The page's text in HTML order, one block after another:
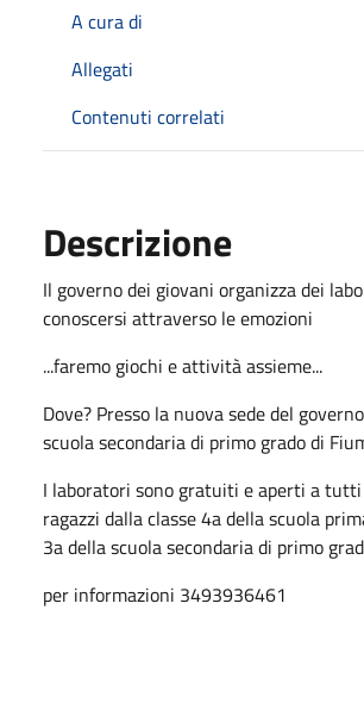
A cura di
Allegati
Contenuti correlati
Descrizione
Il governo dei giovani organizza dei
conoscersi attraverso le emozioni
...faremo giochi e attività assieme...
Dove? Presso la nuova sede del
scuola secondaria di primo grado di
I laboratori sono gratuiti e aperti a
ragazzi dalla classe 4a della scuola
3a della scuola secondaria di primo
per informazioni 3493936461